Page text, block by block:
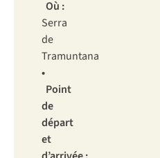
Où :
Serra
de
Tramuntana
•
Point
de
départ
et